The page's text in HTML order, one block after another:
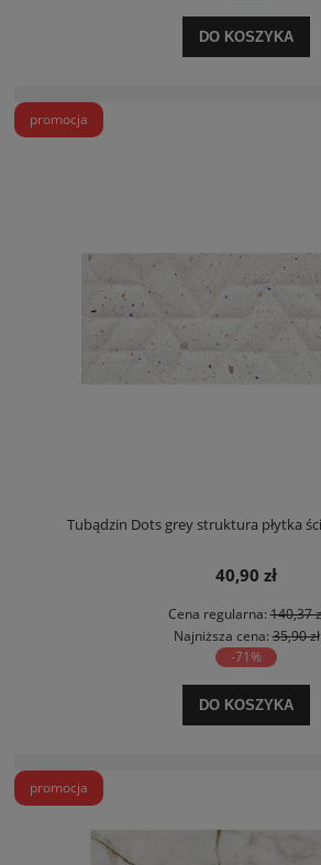
DO KOSZYKA
Tubądzin Dots grey struktura płytka
40,90 zł
Cena regularna:140,37
Najniższa cena:35,90 zł
-71%
DO KOSZYKA
promocja
promocja